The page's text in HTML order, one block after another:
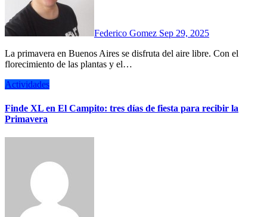
Federico Gomez Sep 29, 2025
La primavera en Buenos Aires se disfruta del aire libre. Con el
florecimiento de las plantas y el…
Actividades
Finde XL en El Campito: tres días de fiesta para recibir la
Primavera